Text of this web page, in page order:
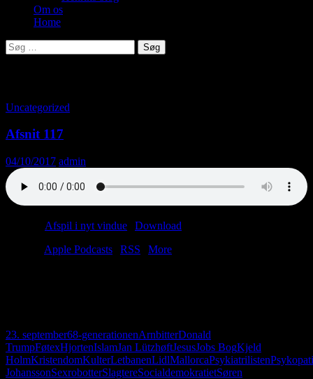
Om os
Home
Søg
efter:
Uncategorized
Afsnit 117
04/10/2017 admin
Afspil i nyt vindue Download
Apple Podcasts RSS
More
23. september68-generationenArnbitterDonald
TrumpFøtexHjortenIslamJan LützhøftJesusJobs BogKjeld
HolmKristendomKulterLetbanenLidlMallorcaPsykiatrilistenPsykopati
JohanssonSexrobotterSlagtereSocialdemokratietSøren